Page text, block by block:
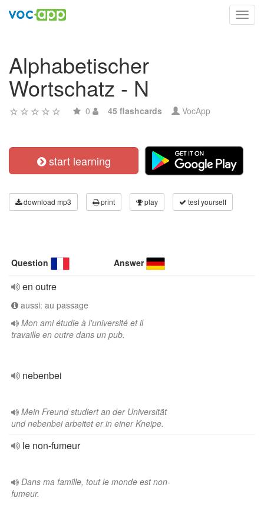
Alphabetischer
Wortschatz - N
0 45 flashcards VocApp
start learning
download mp3 print play test yourself
Question Answer
en outre
aussi: au passage
Mon ami étudie à l'université et il
travaille en outre dans un pub.
nebenbei
Mein Freund studiert an der Universität
und nebenbei arbeitet er in einer Kneipe.
le non-fumeur
Dans ma famille, tout le monde est non-
fumeur.